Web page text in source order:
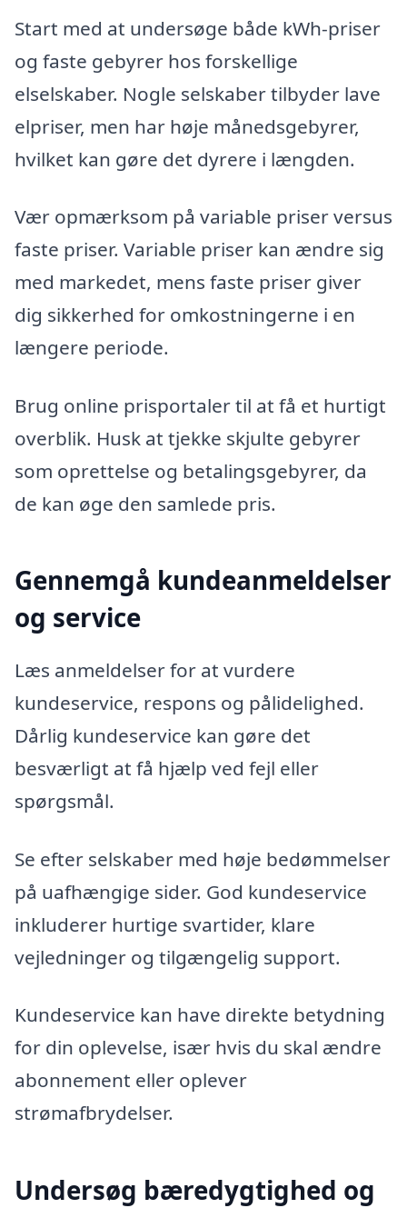
Start med at undersøge både kWh-priser
og faste gebyrer hos forskellige
elselskaber. Nogle selskaber tilbyder lave
elpriser, men har høje månedsgebyrer,
hvilket kan gøre det dyrere i længden.
Vær opmærksom på variable priser versus
faste priser. Variable priser kan ændre sig
med markedet, mens faste priser giver
dig sikkerhed for omkostningerne i en
længere periode.
Brug online prisportaler til at få et hurtigt
overblik. Husk at tjekke skjulte gebyrer
som oprettelse og betalingsgebyrer, da
de kan øge den samlede pris.
Gennemgå kundeanmeldelser
og service
Læs anmeldelser for at vurdere
kundeservice, respons og pålidelighed.
Dårlig kundeservice kan gøre det
besværligt at få hjælp ved fejl eller
spørgsmål.
Se efter selskaber med høje bedømmelser
på uafhængige sider. God kundeservice
inkluderer hurtige svartider, klare
vejledninger og tilgængelig support.
Kundeservice kan have direkte betydning
for din oplevelse, især hvis du skal ændre
abonnement eller oplever
strømafbrydelser.
Undersøg bæredygtighed og